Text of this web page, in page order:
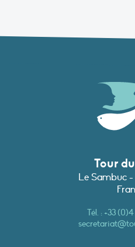
Tour
Le Sambuc -
Tél. :+33 (0)4